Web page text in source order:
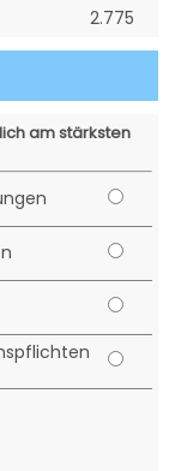
2.775
am stärksten